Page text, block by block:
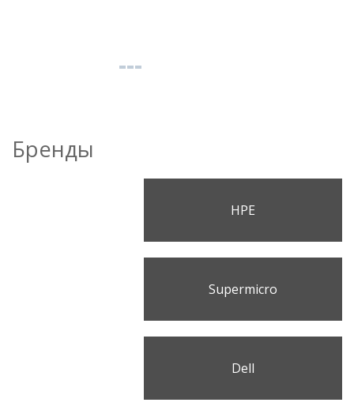
Бренды
HPE
Supermicro
Dell